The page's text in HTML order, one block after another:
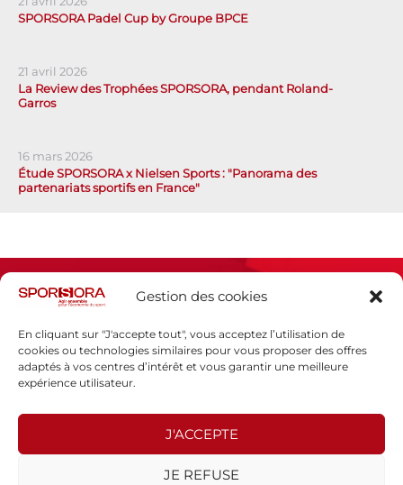
Gestion des cookies
En cliquant sur "J'accepte tout", vous acceptez l’utilisation de
cookies ou technologies similaires pour vous proposer des offres
adaptés à vos centres d’intérêt et vous garantir une meilleure
expérience utilisateur.
J'ACCEPTE
JE REFUSE
SPORSORA Padel Cup by Groupe BPCE
21 avril 2026
La Review des Trophées SPORSORA, pendant Roland-
Garros
16 mars 2026
Étude SPORSORA x Nielsen Sports : "Panorama des
partenariats sportifs en France"
Espace presse
Politique de confidentialité
SPORSORA